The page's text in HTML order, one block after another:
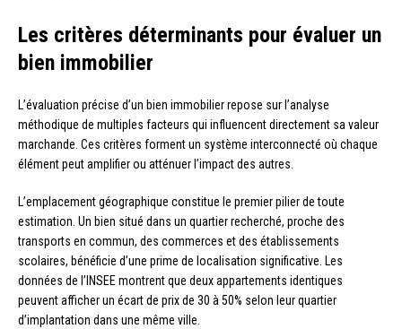
Les critères déterminants pour évaluer un
bien immobilier
L’évaluation précise d’un bien immobilier repose sur l’analyse
méthodique de multiples facteurs qui influencent directement sa valeur
marchande. Ces critères forment un système interconnecté où chaque
élément peut amplifier ou atténuer l’impact des autres.
L’emplacement géographique constitue le premier pilier de toute
estimation. Un bien situé dans un quartier recherché, proche des
transports en commun, des commerces et des établissements
scolaires, bénéficie d’une prime de localisation significative. Les
données de l’INSEE montrent que deux appartements identiques
peuvent afficher un écart de prix de 30 à 50% selon leur quartier
d’implantation dans une même ville.